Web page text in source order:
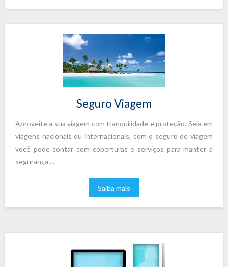
Seguro Viagem
Aproveite a sua viagem com tranquilidade e proteção. Seja em
viagens nacionais ou internacionais, com o seguro de viagem
você pode contar com coberturas e serviços para manter a
segurança ...
Saiba mais